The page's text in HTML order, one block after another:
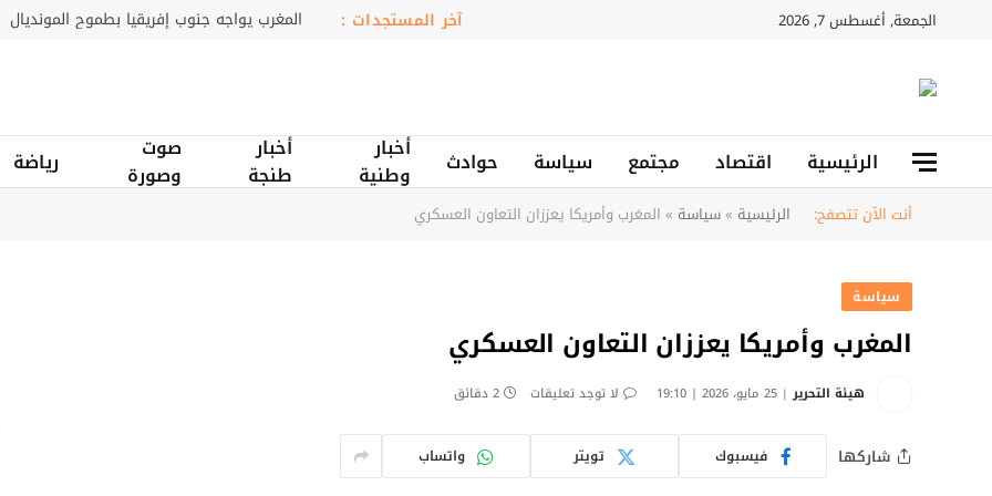
الجمعة, أغسطس 7, 2026 آخر المستجدات : رصد رصاص في شحنتين من الزيتون المغربي
الرئيسية اقتصاد مجتمع سياسة حوادث
أخبار
وطنية
أخبار
طنجة
صوت
وصورة
رياضة
أنت الآن تتصفح: الرئيسية »سياسة » المغرب وأمريكا يعززان التعاون العسكري
سياسة
المغرب وأمريكا يعززان التعاون العسكري
هيئة التحرير 25 مايو، 2026 | 19:10 لا توجد تعليقات 2 دقائق
شاركها فيسبوك تويتر واتساب